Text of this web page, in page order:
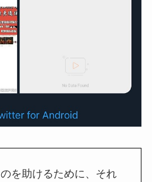
を助けるために、それ